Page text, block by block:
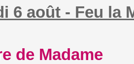
6 août - Feu la
de Madame